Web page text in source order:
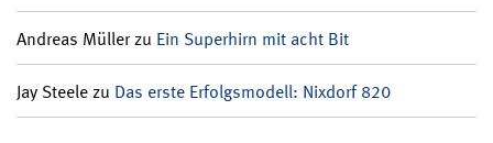
Andreas Müllerzu Ein Superhirn mit acht Bit
Jay Steelezu Das erste Erfolgsmodell: Nixdorf 820